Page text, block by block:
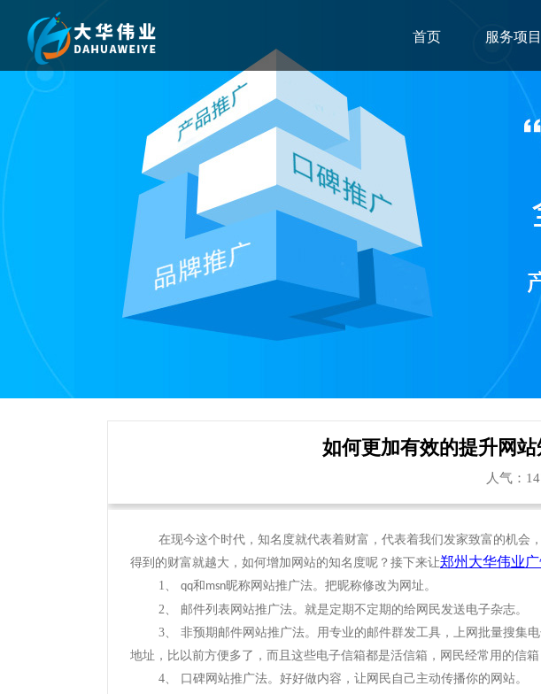
首页 服务项目
如何更加有效的提升网
人气：
在现今这个时代，知名度就代表着财富，代表着我们发家致富的机
得到的财富就越大，如何增加网站的知名度呢？接下来让郑州大华伟业
1 、 qq和 msn昵称网站推广法。把昵称修改为网址。
2、 邮件列表网站推广法。就是定期不定期的给网民发送电子杂志。
3、 非预期邮件网站推广法。用专业的邮件群发工具，上网批量搜集
地址，比以前方便多了，而且这些电子信箱都是活信箱，网民经常用的信
4、 口碑网站推广法。好好做内容，让网民自己主动传播你的网站。